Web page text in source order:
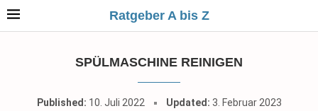
Ratgeber A bis Z
SPÜLMASCHINE REINIGEN
Published: 10. Juli 2022 Updated: 3. Februar 2023